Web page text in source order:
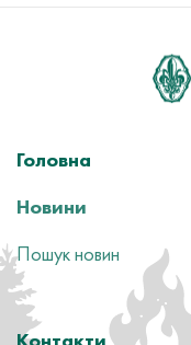
Головна
Новини
Пошук новин